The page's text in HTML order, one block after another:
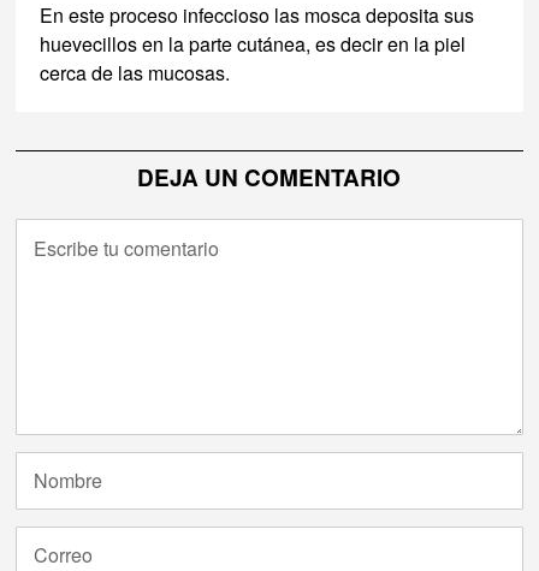
En este proceso infeccioso las mosca deposita sus
huevecillos en la parte cutánea, es decir en la piel
cerca de las mucosas.
DEJA UN COMENTARIO